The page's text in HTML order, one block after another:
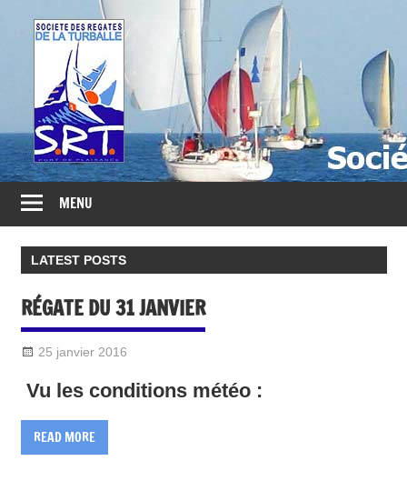
Société
des
Régates
Turballaises
MENU
LATEST POSTS
RÉGATE DU 31 JANVIER
25 janvier 2016
Vu les conditions météo :
READ MORE